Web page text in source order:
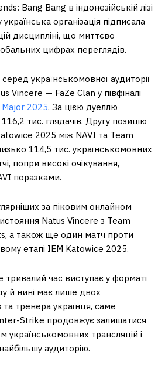
Bang Bang в індонезійській лізі
організація підписала
дисципліні, що миттєво
цифрах переглядів.
українськомовної аудиторії
Vincere — FaZe Clan у півфіналі
2025. За цією дуеллю
тис. глядачів. Другу позицію
2025 між NAVI та Team
114,5 тис. українськомовних
попри високі очікування,
поразками.
за піковим онлайном
Natus Vincere з Team
а також ще один матч проти
етапі IEM Katowice 2025.
тривалий час виступає у форматі
й нині має лише двох
та тренера українця, саме
Strike продовжує залишатися
трансляцій і
аудиторію.